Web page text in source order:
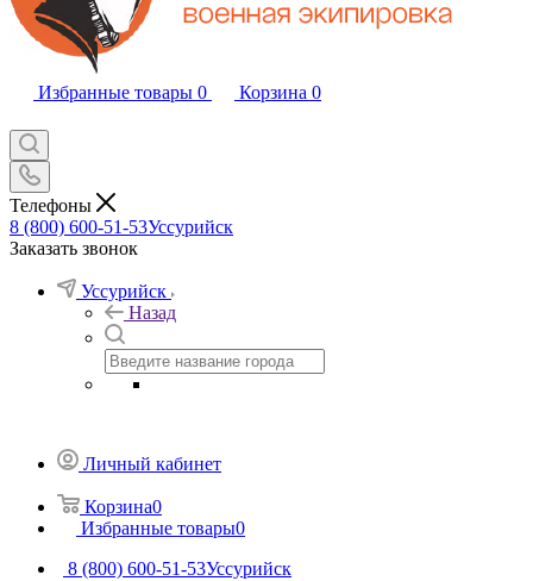
Избранные товары 0 Корзина 0
Телефоны
8 (800) 600-51-53Уссурийск
Заказать звонок
Уссурийск
Назад
Личный кабинет
Корзина0
Избранные товары0
8 (800) 600-51-53Уссурийск